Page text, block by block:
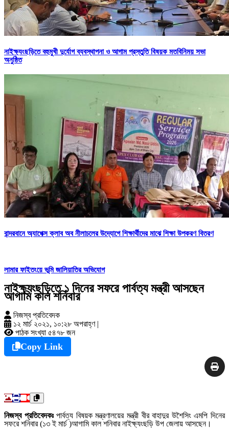
নাইক্ষ্যংছড়িতে বহুমুখী দুর্যোগ ব্যবস্থাপনা ও আগাম প্রস্তুতি বিষয়ক মতবিনিময় সভা
অনুষ্ঠিত
বান্দরবানে অ্যাপেক্স ক্লাব অব নীলাচলের উদ্যোগে শিক্ষার্থীদের মাঝে শিক্ষা উপকরণ বিতরণ
লামার ফাইতংয়ে ভূমি জালিয়াতির অভিযোগ
নাইক্ষ্যংছড়িতে ১ দিনের সফরে পার্বত্য মন্ত্রী আসছেন
আগামি কাল শনিবার
নিজস্ব প্রতিবেদক
১২ মার্চ ২০২১, ১০:২৮ অপরাহ্ণ |
পাঠক সংখ্যা ৫৪৭৮ জন
Copy Link
নিজস্ব প্রতিবেদকঃপার্বত্য বিষয়ক মন্ত্রণালয়ের মন্ত্রী বীর বাহাদুর উশৈসিং এমপি দিনের
সফরে শনিবার (১৩ ই মার্চ )আগামি কাল শনিবার নাইক্ষ্যংছড়ি উপ জেলায় আসছেন।